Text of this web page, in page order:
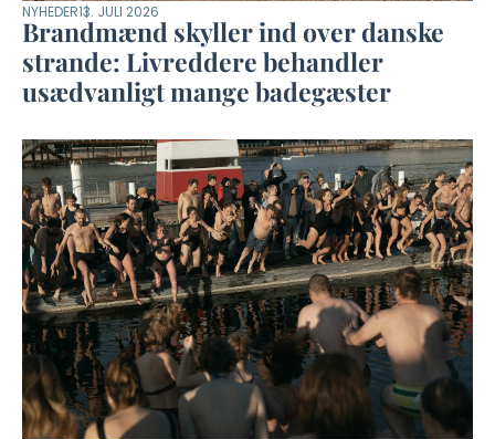
NYHEDER13. JULI 2026
Brandmænd skyller ind over danske
strande: Livreddere behandler
usædvanligt mange badegæster